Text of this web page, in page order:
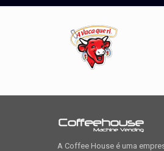
A Coffee House é uma